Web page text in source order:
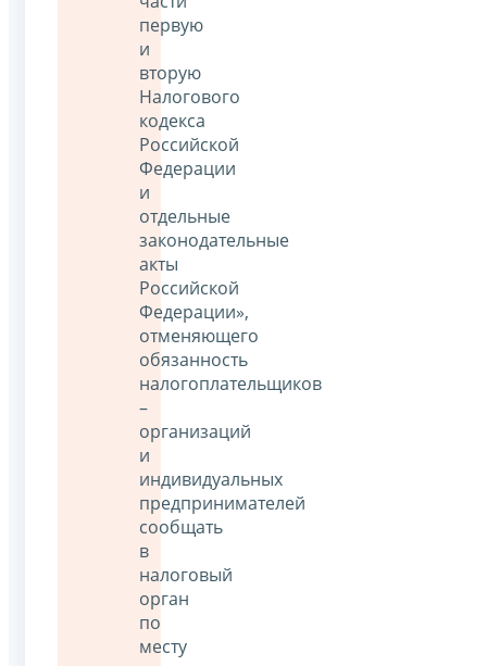
первую
и
вторую
Налогового
кодекса
Российской
Федерации
и
отдельные
законодательные
акты
Российской
Федерации»,
отменяющего
обязанность
налогоплательщиков
–
организаций
и
индивидуальных
предпринимателей
сообщать
в
налоговый
орган
по
месту